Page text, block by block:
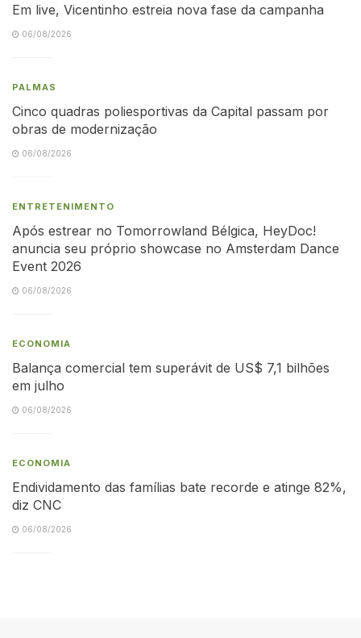
Em live, Vicentinho estreia nova fase da campanha
06/08/2026
PALMAS
Cinco quadras poliesportivas da Capital passam por
obras de modernização
06/08/2026
ENTRETENIMENTO
Após estrear no Tomorrowland Bélgica, HeyDoc!
anuncia seu próprio showcase no Amsterdam Dance
Event 2026
06/08/2026
ECONOMIA
Balança comercial tem superávit de US$ 7,1 bilhões
em julho
06/08/2026
ECONOMIA
Endividamento das famílias bate recorde e atinge 82%,
diz CNC
06/08/2026